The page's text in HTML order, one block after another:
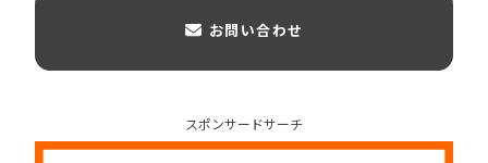
お問い合わせ
スポンサードサーチ